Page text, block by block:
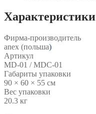
Характеристики
Фирма-производитель
anex (польша)
Артикул
MD-01 / MDC-01
Габариты упаковки
90 × 60 × 55 см
Вес упаковки
20.3 кг